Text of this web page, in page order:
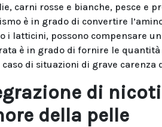
carni rosse e bianche, pesce e
è in grado di convertire
i latticini, possono compensare
è in grado di fornire le
caso di situazioni di grave carenza
di
della pelle